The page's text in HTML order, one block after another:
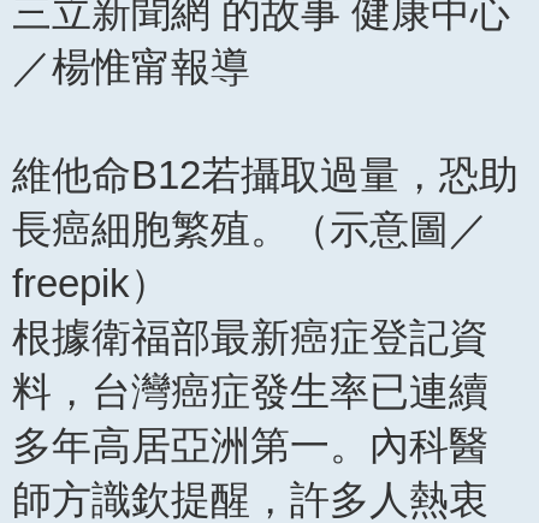
三立新聞網 的故事 健康中心
／楊惟甯報導
維他命B12若攝取過量，恐助
長癌細胞繁殖。（示意圖／
freepik）
根據衛福部最新癌症登記資
料，台灣癌症發生率已連續
多年高居亞洲第一。內科醫
師方識欽提醒，許多人熱衷